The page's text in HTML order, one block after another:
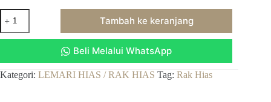
Kuantitas
Rak
Hias
Minimalis
Gold
Tambah ke keranjang
Beli Melalui WhatsApp
Kategori: LEMARI HIAS / RAK HIAS Tag: Rak Hias